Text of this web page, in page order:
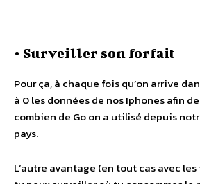
• Surveiller son forfait
Pour ça, à chaque fois qu’on arrive
à 0 les données de nos Iphones afin
combien de Go on a utilisé depuis
pays.
L’autre avantage (en tout cas avec